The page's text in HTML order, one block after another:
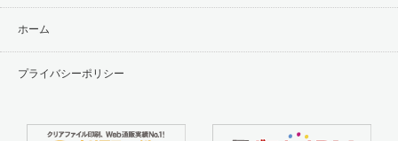
ホーム
プライバシーポリシー